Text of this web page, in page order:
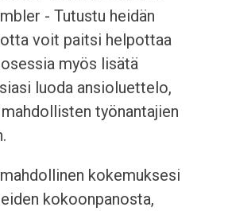
- Tutustu heidän
voit paitsi helpottaa
myös lisätä
luoda ansioluettelo,
työnantajien
kokemuksesi
kokoonpanosta,